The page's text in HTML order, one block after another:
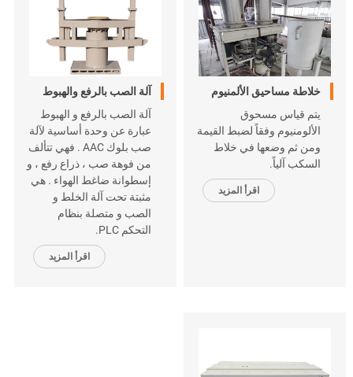
خلاطة مساحيق الألمنيوم
يتم قياس مسحوق
الألومنيوم وفقاً لضبط القيمة
ومن ثم وضعها في خلاط
السكب آلياً.
اقرأ المزيد
آلة الصب بالرفع والهبوط
آلة الصب بالرفع و الهبوط
عبارة عن وحدة أساسية لآلة
صب بلوك AAC . فهي تتألف
من فوهة صب ، ذراع رفع ، و
إسطوانة ضاغط الهواء . هي
مثبتة تحت آلة الخلط و
الصب و متصلة بنظام
التحكم .PLC
اقرأ المزيد